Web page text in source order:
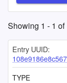
Showing 1 - 1 of
Entry UUID:
TYPE